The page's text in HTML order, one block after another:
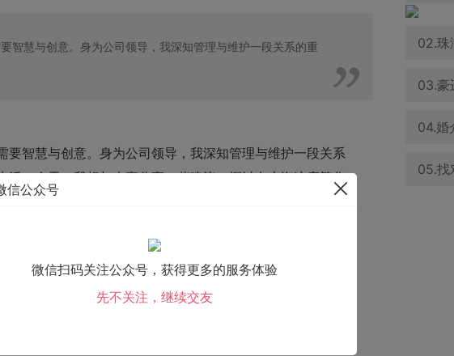
智慧与创意。身为公司领导，我深知管理与维护一段关系的重
智慧与创意。身为公司领导，我深知管理与维护一段关系
。今天，我想与大家分享一些建议，探讨在上海这座繁华
这样的专业
面沟通，分享日常的喜怒哀乐，还有彼此的目标与梦想，
旅行、看电影或者共同学习一项新技能，这些活动不仅能
持活力。
和个人需求，允许对方有自己的朋友圈和个人时间。这
信公众号
微信扫码关注公众号，获得更多的服务体验
先不关注，继续交友